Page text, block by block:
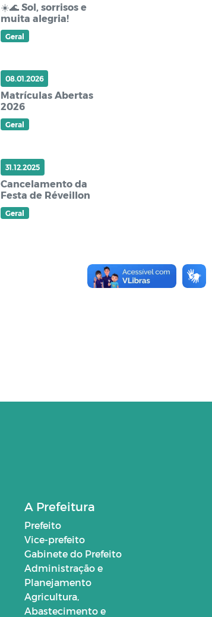
☀️🌊 Sol, sorrisos e
muita alegria!
Geral
08.01.2026
Matrículas Abertas
2026
Geral
31.12.2025
Cancelamento da
Festa de Réveillon
Geral
A Prefeitura
Prefeito
Vice-prefeito
Gabinete do Prefeito
Administração e
Planejamento
Agricultura,
Abastecimento e